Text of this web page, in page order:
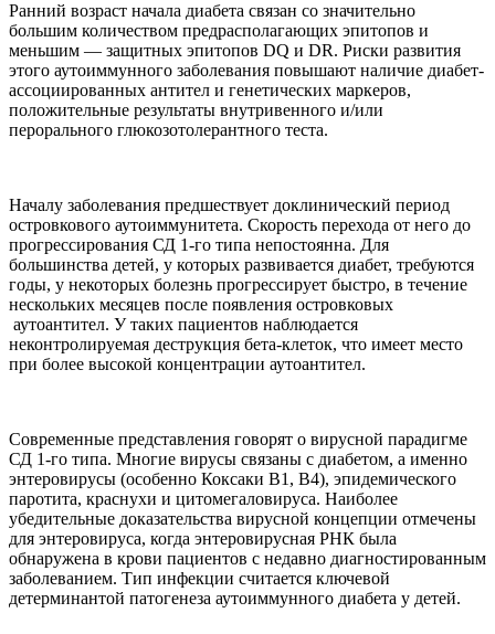
Ранний возраст начала диабета связан со значительно
большим количеством предрасполагающих эпитопов и
меньшим — защитных эпитопов DQ и DR. Риски развития
этого аутоиммунного заболевания повышают наличие диабет-
ассоциированных антител и генетических маркеров,
положительные результаты внутривенного и/или
перорального глюкозотолерантного теста.
Началу заболевания предшествует доклинический период
островкового аутоиммунитета. Скорость перехода от него до
прогрессирования СД 1-го типа непостоянна. Для
большинства детей, у которых развивается диабет, требуются
годы, у некоторых болезнь прогрессирует быстро, в течение
нескольких месяцев после появления островковых
аутоантител. У таких пациентов наблюдается
неконтролируемая деструкция бета-клеток, что имеет место
при более высокой концентрации аутоантител.
Современные представления говорят о вирусной парадигме
СД 1-го типа. Многие вирусы связаны с диабетом, а именно
энтеровирусы (особенно Коксаки B1, B4), эпидемического
паротита, краснухи и цитомегаловируса. Наиболее
убедительные доказательства вирусной концепции отмечены
для энтеровируса, когда энтеровирусная РНК была
обнаружена в крови пациентов с недавно диагностированным
заболеванием. Тип инфекции считается ключевой
детерминантой патогенеза аутоиммунного диабета у детей.